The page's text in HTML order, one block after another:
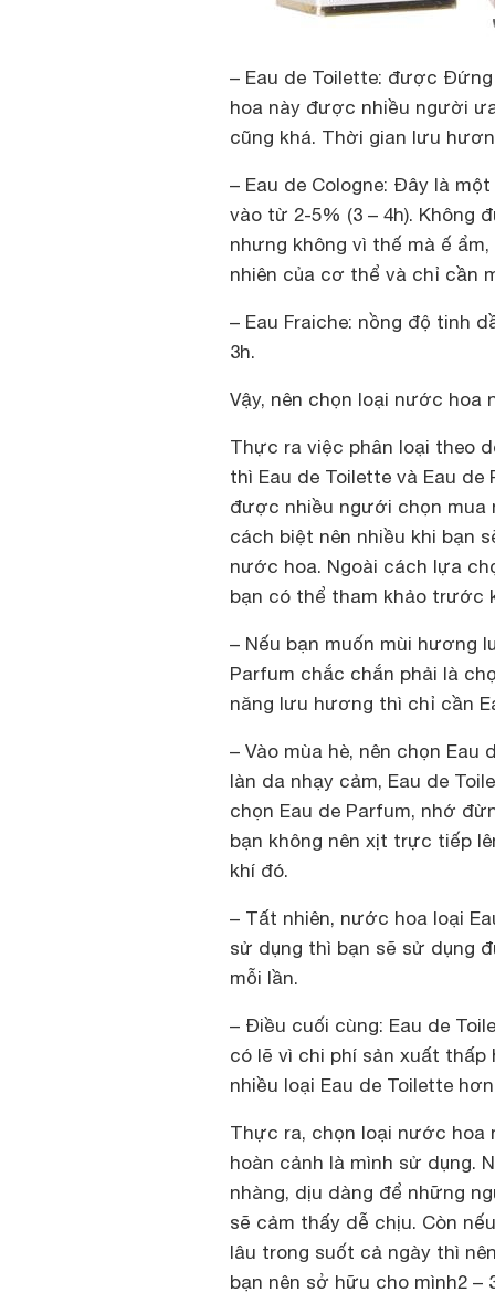
– Eau de Toilette: được
hoa này được nhiều người
cũng khá. Thời gian lưu
– Eau de Cologne: Đây là
vào từ 2-5% (3 – 4h). Không
nhưng không vì thế mà ế
nhiên của cơ thể và chỉ cần
– Eau Fraiche: nồng độ tinh
3h.
Vậy, nên chọn loại nước hoa
Thực ra việc phân loại theo
thì Eau de Toilette và Eau
được nhiều ngưới chọn mua
cách biệt nên nhiều khi bạn
nước hoa. Ngoài cách lựa
bạn có thể tham khảo trước
– Nếu bạn muốn mùi hương
Parfum chắc chắn phải là
năng lưu hương thì chỉ cần
– Vào mùa hè, nên chọn
làn da nhạy cảm, Eau de
chọn Eau de Parfum, nhớ
bạn không nên xịt trực tiếp
khí đó.
– Tất nhiên, nước hoa loại
sử dụng thì bạn sẽ sử dụng
mỗi lần.
– Điều cuối cùng: Eau de
có lẽ vì chi phí sản xuất
nhiều loại Eau de Toilette
Thực ra, chọn loại nước hoa
hoàn cảnh là mình sử dụng.
nhàng, dịu dàng để những
sẽ cảm thấy dễ chịu. Còn
lâu trong suốt cả ngày thì
bạn nên sở hữu cho mình2